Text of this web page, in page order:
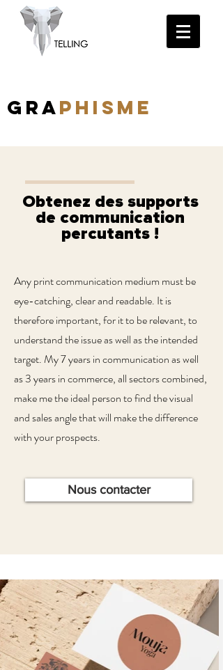
GRAPHISME
Obtenez des supports
de communication
percutants !
Any print communication medium must be
eye-catching, clear and readable. It is
therefore important, for it to be relevant, to
understand the issue as well as the intended
target. My 7 years in communication as well
as 3 years in commerce, all sectors combined,
make me the ideal person to find the visual
and sales angle that will make the difference
with your prospects.
Nous contacter